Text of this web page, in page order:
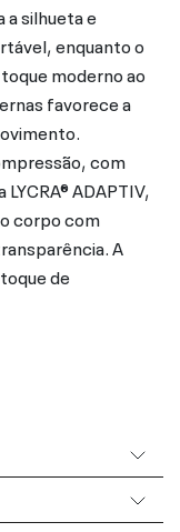
a silhueta e
enquanto o
moderno ao
favorece a
com
ADAPTIV,
corpo com
A
de